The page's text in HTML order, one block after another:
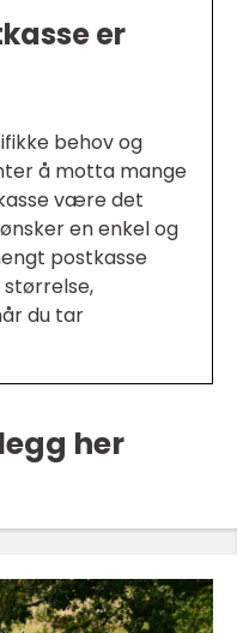
er
behov og
å motta mange
være det
en enkel og
postkasse
du tar
her